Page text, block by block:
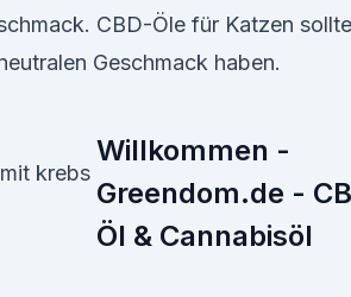
CBD-Öle für Katzen
Geschmack haben.
Willkommen -
Greendom.de -
Öl & Cannabisöl